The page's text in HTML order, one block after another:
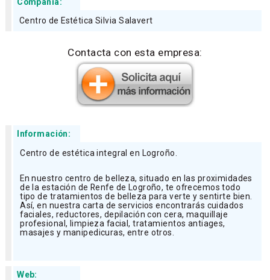
Compañía:
Centro de Estética Silvia Salavert
Contacta con esta empresa:
Información:
Centro de estética integral en Logroño.
En nuestro centro de belleza, situado en las proximidades
de la estación de Renfe de Logroño, te ofrecemos todo
tipo de tratamientos de belleza para verte y sentirte bien.
Así, en nuestra carta de servicios encontrarás cuidados
faciales, reductores, depilación con cera, maquillaje
profesional, limpieza facial, tratamientos antiages,
masajes y manipedicuras, entre otros.
Web: